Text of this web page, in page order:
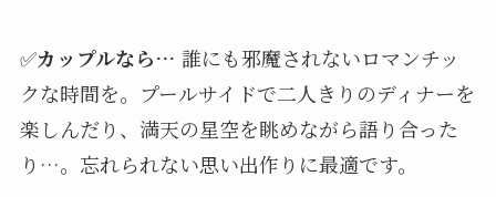
✅カップルなら… 誰にも邪魔されないロマンチッ
クな時間を。プールサイドで二人きりのディナーを
楽しんだり、満天の星空を眺めながら語り合った
り…。忘れられない思い出作りに最適です。